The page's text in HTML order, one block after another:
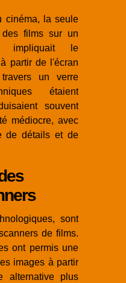
cinéma, la seule
des films sur un
impliquait le
partir de l'écran
un verre
étaient
souvent
médiocre, avec
de détails et de
sont
de films.
ont permis une
images à partir
alternative plus